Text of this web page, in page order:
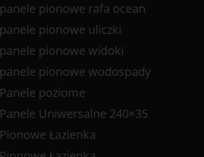
panele pionowe rafa ocean
panele pionowe uliczki
panele pionowe widoki
panele pionowe wodospady
Panele poziome
Panele Uniwersalne 240×35
Pionowe Łazienka